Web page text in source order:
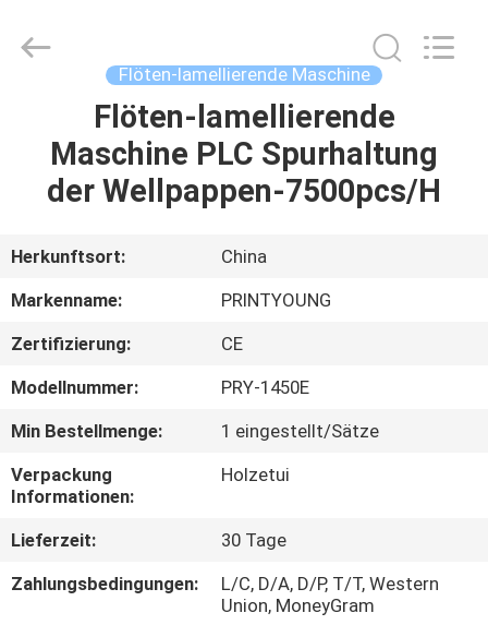
PRODUKTE
VIDEOS
UNS
FABRIK-
AUSFLUG
QUALITÄTSKONTROLLE
Industry
Co.,Ltd.
Flöten-lamellierende Maschine
Flöten-lamellierende
Maschine PLC Spurhaltung
der Wellpappen-7500pcs/H
Herkunftsort:
China
Markenname:
PRINTYOUNG
Zertifizierung:
CE
Modellnummer:
PRY-1450E
Min Bestellmenge:
1 eingestellt/Sätze
Verpackung
Informationen:
Holzetui
Lieferzeit:
30 Tage
Zahlungsbedingungen:
L/C, D/A, D/P, T/T, Western
Union, MoneyGram